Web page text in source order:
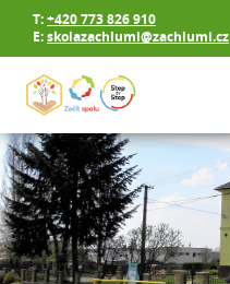
T:+420 773 826 910
E:skolazachlumi@zachlumi.cz